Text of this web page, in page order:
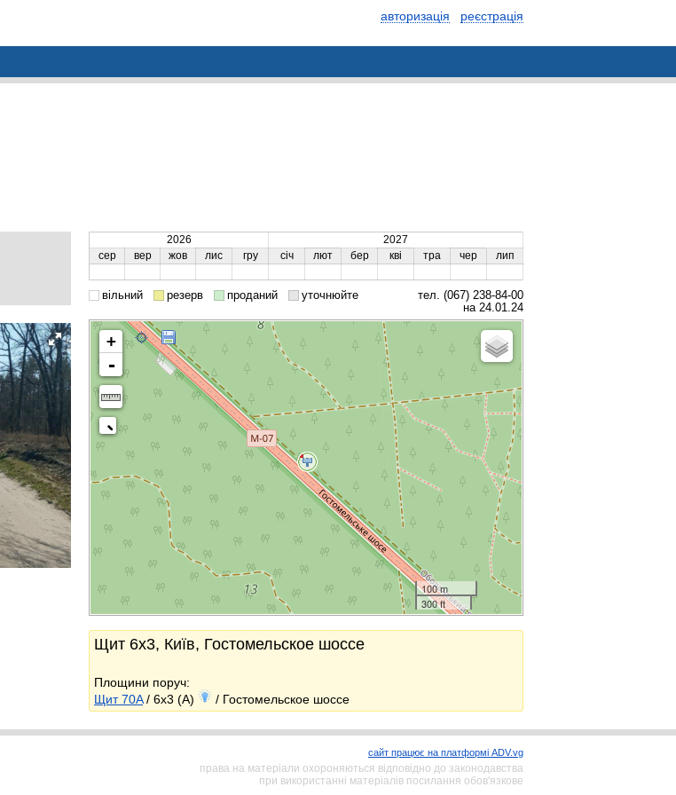
авторизація реєстрація
2026
2027
сер
вер жов лис гру січ лют бер кві тра чер лип
вільний резерв проданий уточнюйте
тел. (067) 238-84-00
на 24.01.24
+
-
100 m
300 ft
Щит 6x3, Київ, Гостомельское шоссе
Площини поруч:
Щит 70A/ 6x3 (A) / Гостомельское шоссе
сайт працює на платформі ADV.vg
права на матеріали охороняються відповідно до законодавства
при використанні матеріалів посилання обов'язкове